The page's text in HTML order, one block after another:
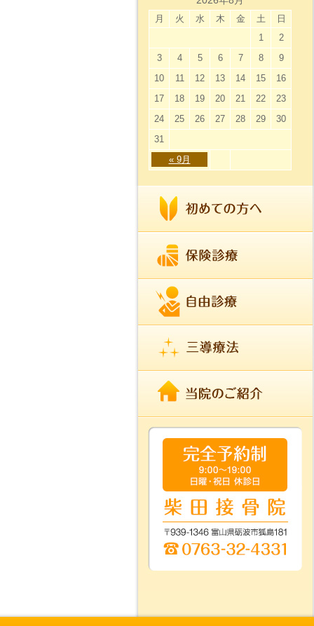
月 火 水 木 金 土 日
« 9月
1
2
3
4 5 6 7 8
9
10
11 12 13 14 15
16
17
18 19 20 21 22
23
24
25 26 27 28 29
30
31